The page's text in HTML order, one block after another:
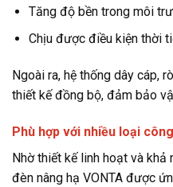
Tăng độ bền trong môi
Chịu được điều kiện thời
Ngoài ra, hệ thống dây cáp,
thiết kế đồng bộ, đảm bảo
Phù hợp với nhiều loại
Nhờ thiết kế linh hoạt và khả
đèn nâng hạ VONTA được